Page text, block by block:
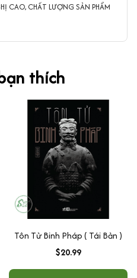
CAO, CHẤT LƯỢNG SẢN PHẨM
thích
Tôn Tử Binh Pháp ( Tái Bản )
$20.99